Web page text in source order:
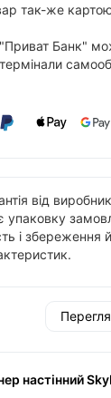
так-же картою
Банк"
від
упаковку
і збереження
настінний